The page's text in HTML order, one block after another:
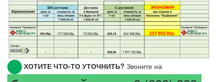
ХОТИТЕ ЧТО-ТО УТОЧНИТЬ? Звоните на